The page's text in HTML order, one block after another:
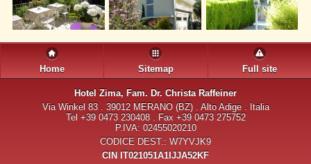
Home Sitemap Full site
Hotel Zima, Fam. Dr. Christa Raffeiner
Via Winkel 83 . 39012 MERANO (BZ) . Alto Adige . Italia
Tel +39 0473 230408 . Fax +39 0473 275752
P.IVA: 02455020210
CODICE DEST.: W7YVJK9
CIN IT021051A1IJJA52KF